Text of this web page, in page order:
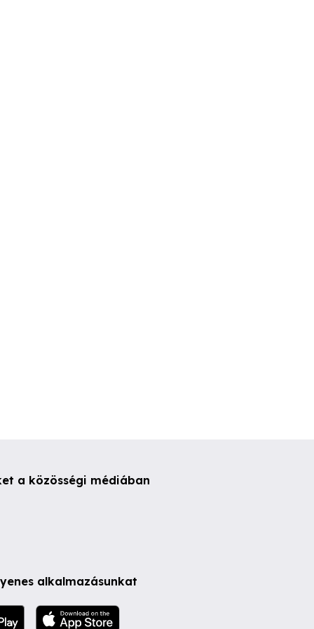
a közösségi médiában
alkalmazásunkat